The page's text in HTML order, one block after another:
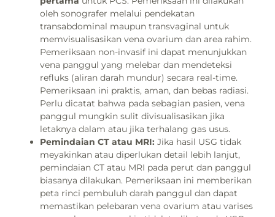
oleh sonografer melalui pendekatan
transabdominal maupun transvaginal untuk
memvisualisasikan vena ovarium dan area rahim.
Pemeriksaan non-invasif ini dapat menunjukkan
vena panggul yang melebar dan mendeteksi
refluks (aliran darah mundur) secara real-time.
Pemeriksaan ini praktis, aman, dan bebas radiasi.
Perlu dicatat bahwa pada sebagian pasien, vena
panggul mungkin sulit divisualisasikan jika
letaknya dalam atau jika terhalang gas usus.
Pemindaian CT atau MRI: Jika hasil USG tidak
meyakinkan atau diperlukan detail lebih lanjut,
pemindaian CT atau MRI pada perut dan panggul
biasanya dilakukan. Pemeriksaan ini memberikan
peta rinci pembuluh darah panggul dan dapat
memastikan pelebaran vena ovarium atau varises